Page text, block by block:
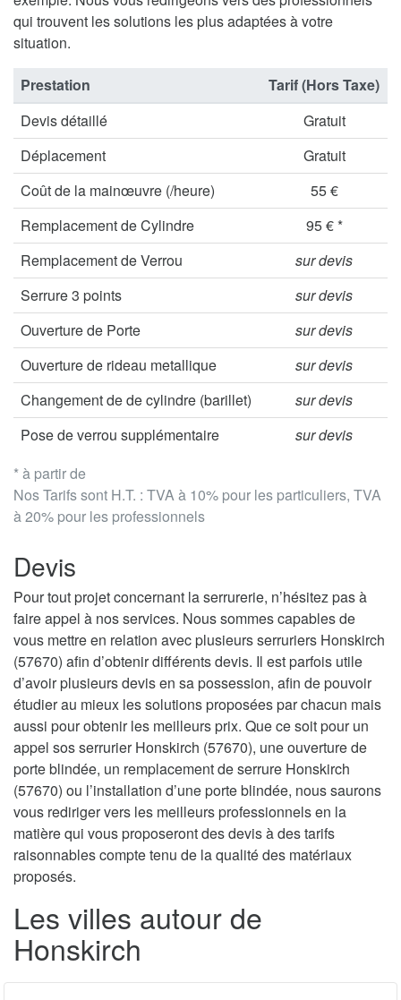
qui trouvent les solutions les plus adaptées à votre
situation.
* à partir de
Nos Tarifs sont H.T. : TVA à 10% pour les particuliers, TVA
à 20% pour les professionnels
Prestation
Tarif (Hors Taxe)
Devis détaillé
Gratuit
Déplacement
Gratuit
Coût de la mainœuvre (/heure)
55 €
Remplacement de Cylindre
95 € *
Remplacement de Verrou
sur devis
Serrure 3 points
sur devis
Ouverture de Porte
sur devis
Ouverture de rideau metallique
sur devis
Changement de de cylindre (barillet)
sur devis
Pose de verrou supplémentaire
sur devis
Devis
Pour tout projet concernant la serrurerie, n’hésitez pas à
faire appel à nos services. Nous sommes capables de
vous mettre en relation avec plusieurs serruriers Honskirch
(57670) afin d’obtenir différents devis. Il est parfois utile
d’avoir plusieurs devis en sa possession, afin de pouvoir
étudier au mieux les solutions proposées par chacun mais
aussi pour obtenir les meilleurs prix. Que ce soit pour un
appel sos serrurier Honskirch (57670), une ouverture de
porte blindée, un remplacement de serrure Honskirch
(57670) ou l’installation d’une porte blindée, nous saurons
vous rediriger vers les meilleurs professionnels en la
matière qui vous proposeront des devis à des tarifs
raisonnables compte tenu de la qualité des matériaux
proposés.
Les villes autour de
Honskirch